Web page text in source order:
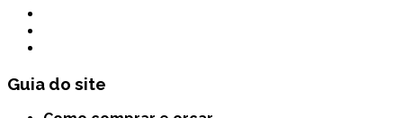
Guia do site